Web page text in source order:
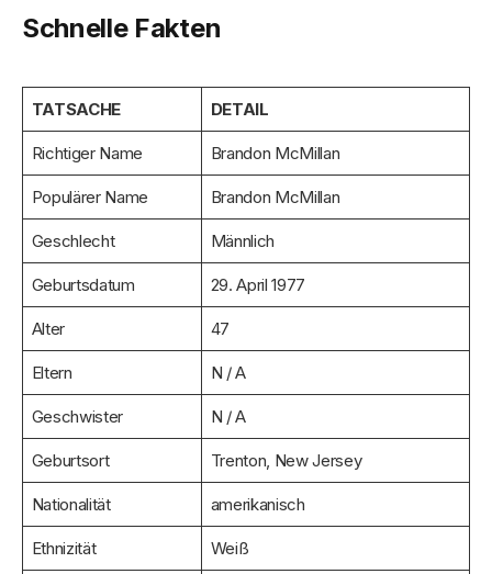
Schnelle Fakten
TATSACHE DETAIL
Richtiger Name Brandon McMillan
Populärer Name Brandon McMillan
Geschlecht Männlich
Geburtsdatum 29. April 1977
Alter 47
Eltern N / A
Geschwister N / A
Geburtsort Trenton, New Jersey
Nationalität amerikanisch
Ethnizität Weiß